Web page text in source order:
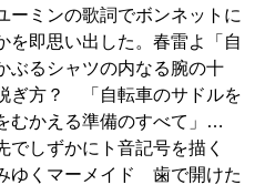
ーミンの歌詞でボンネットに
を即思い出した。春雷よ「自
ぶるシャツの内なる腕の十
ぎ方？ 「自転車のサドルを
むかえる準備のすべて」…
でしずかにト音記号を描く
ゆくマーメイド 歯で開けた